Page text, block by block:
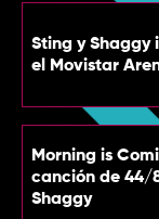
Sting y Shaggy
el Movistar
Morning is
canción de 44/
Shaggy